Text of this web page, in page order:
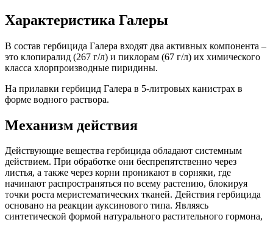
Характеристика Галеры
В состав гербицида Галера входят два активных компонента –
это клопиралид (267 г/л) и пиклорам (67 г/л) их химического
класса хлорпроизводные пиридины.
На прилавки гербицид Галера в 5-литровых канистрах в
форме водного раствора.
Механизм действия
Действующие вещества гербицида обладают системным
действием. При обработке они беспрепятственно через
листья, а также через корни проникают в сорняки, где
начинают распространяться по всему растению, блокируя
точки роста меристематических тканей. Действия гербицида
основано на реакции ауксинового типа. Являясь
синтетической формой натурального растительного гормона,